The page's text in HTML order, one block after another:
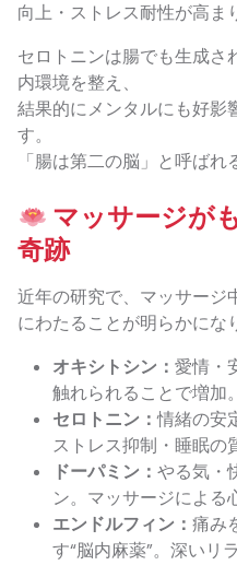
向上・ストレス耐性が高ま
セロトニンは腸でも生成さ
内環境を整え、
結果的にメンタルにも好影
す。
「腸は第二の脳」と呼ばれ
マッサージが
奇跡
近年の研究で、マッサージ
にわたることが明らかにな
オキシトシン： 愛情・
触れられることで増加。
セロトニン：情緒の安
ストレス抑制・睡眠の
ドーパミン： やる気・
ン。マッサージによる
エンドルフィン： 痛み
す“脳内麻薬”。深いリ